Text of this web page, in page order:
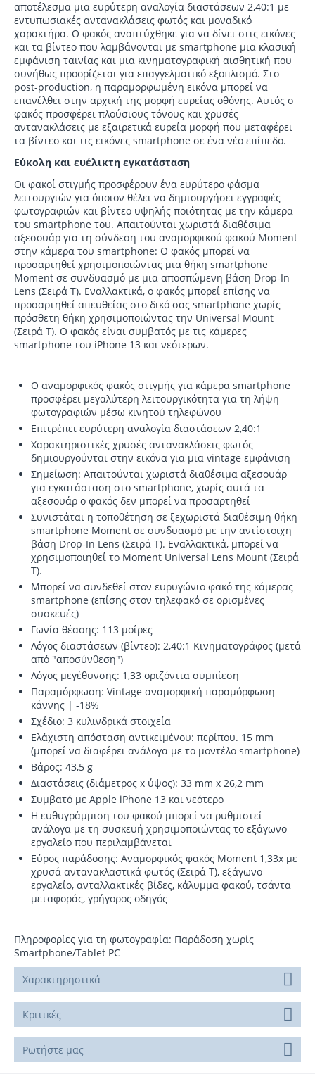
αποτέλεσμα μια ευρύτερη αναλογία διαστάσεων 2,40:1 με
εντυπωσιακές αντανακλάσεις φωτός και μοναδικό
χαρακτήρα. Ο φακός αναπτύχθηκε για να δίνει στις εικόνες
και τα βίντεο που λαμβάνονται με smartphone μια κλασική
εμφάνιση ταινίας και μια κινηματογραφική αισθητική που
συνήθως προορίζεται για επαγγελματικό εξοπλισμό. Στο
post-production, η παραμορφωμένη εικόνα μπορεί να
επανέλθει στην αρχική της μορφή ευρείας οθόνης. Αυτός ο
φακός προσφέρει πλούσιους τόνους και χρυσές
αντανακλάσεις με εξαιρετικά ευρεία μορφή που μεταφέρει
τα βίντεο και τις εικόνες smartphone σε ένα νέο επίπεδο.
Εύκολη και ευέλικτη εγκατάσταση
Οι φακοί στιγμής προσφέρουν ένα ευρύτερο φάσμα
λειτουργιών για όποιον θέλει να δημιουργήσει εγγραφές
φωτογραφιών και βίντεο υψηλής ποιότητας με την κάμερα
του smartphone του. Απαιτούνται χωριστά διαθέσιμα
αξεσουάρ για τη σύνδεση του αναμορφικού φακού Moment
στην κάμερα του smartphone: Ο φακός μπορεί να
προσαρτηθεί χρησιμοποιώντας μια θήκη smartphone
Moment σε συνδυασμό με μια αποσπώμενη βάση Drop-In
Lens (Σειρά T). Εναλλακτικά, ο φακός μπορεί επίσης να
προσαρτηθεί απευθείας στο δικό σας smartphone χωρίς
πρόσθετη θήκη χρησιμοποιώντας την Universal Mount
(Σειρά T). Ο φακός είναι συμβατός με τις κάμερες
smartphone του iPhone 13 και νεότερων.
Ο αναμορφικός φακός στιγμής για κάμερα smartphone
προσφέρει μεγαλύτερη λειτουργικότητα για τη λήψη
φωτογραφιών μέσω κινητού τηλεφώνου
Επιτρέπει ευρύτερη αναλογία διαστάσεων 2,40:1
Χαρακτηριστικές χρυσές αντανακλάσεις φωτός
δημιουργούνται στην εικόνα για μια vintage εμφάνιση
Σημείωση: Απαιτούνται χωριστά διαθέσιμα αξεσουάρ
για εγκατάσταση στο smartphone, χωρίς αυτά τα
αξεσουάρ ο φακός δεν μπορεί να προσαρτηθεί
Συνιστάται η τοποθέτηση σε ξεχωριστά διαθέσιμη θήκη
smartphone Moment σε συνδυασμό με την αντίστοιχη
βάση Drop-In Lens (Σειρά T). Εναλλακτικά, μπορεί να
χρησιμοποιηθεί το Moment Universal Lens Mount (Σειρά
T).
Μπορεί να συνδεθεί στον ευρυγώνιο φακό της κάμερας
smartphone (επίσης στον τηλεφακό σε ορισμένες
συσκευές)
Γωνία θέασης: 113 μοίρες
Λόγος διαστάσεων (βίντεο): 2,40:1 Κινηματογράφος (μετά
από "αποσύνθεση")
Λόγος μεγέθυνσης: 1,33 οριζόντια συμπίεση
Παραμόρφωση: Vintage αναμορφική παραμόρφωση
κάννης | -18%
Σχέδιο: 3 κυλινδρικά στοιχεία
Ελάχιστη απόσταση αντικειμένου: περίπου. 15 mm
(μπορεί να διαφέρει ανάλογα με το μοντέλο smartphone)
Βάρος: 43,5 g
Διαστάσεις (διάμετρος x ύψος): 33 mm x 26,2 mm
Συμβατό με Apple iPhone 13 και νεότερο
Η ευθυγράμμιση του φακού μπορεί να ρυθμιστεί
ανάλογα με τη συσκευή χρησιμοποιώντας το εξάγωνο
εργαλείο που περιλαμβάνεται
Εύρος παράδοσης: Αναμορφικός φακός Moment 1,33x με
χρυσά αντανακλαστικά φωτός (Σειρά T), εξάγωνο
εργαλείο, ανταλλακτικές βίδες, κάλυμμα φακού, τσάντα
μεταφοράς, γρήγορος οδηγός
Πληροφορίες για τη φωτογραφία: Παράδοση χωρίς
Smartphone/Tablet PC
Χαρακτηρηστικά
Κριτικές
Ρωτήστε μας